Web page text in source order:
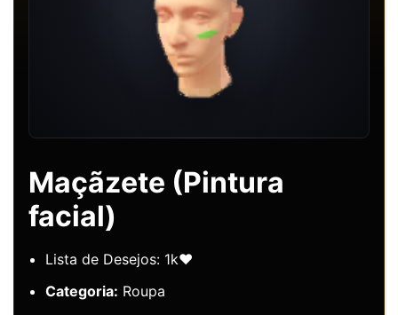
Maçãzete (Pintura
facial)
Lista de Desejos: 1k❤️
Categoria: Roupa